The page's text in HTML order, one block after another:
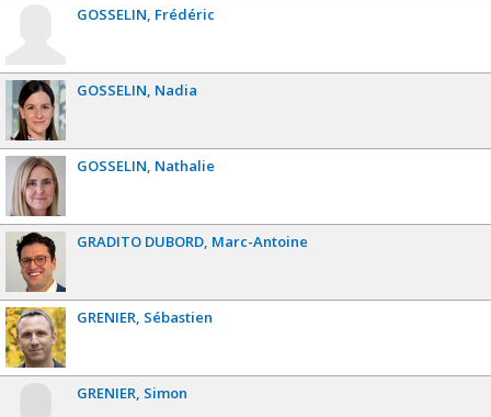
GOSSELIN Frédéric
GOSSELIN Nadia
GOSSELIN Nathalie
GRADITO DUBORD Marc-Antoine
GRENIER Sébastien
GRENIER Simon